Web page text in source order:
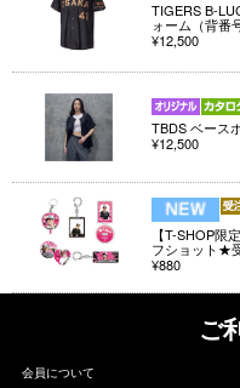
TIGERS B-
ォーム（背
¥12,500
TBDS ベース
¥12,500
【T-SHOP限
フショット★
¥880
ご
会員について